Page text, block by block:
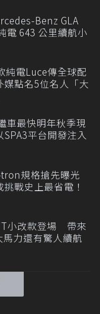
Benz GLA
電 643 公里續航小
純電Luce傳全球配
點名5位名人「大
車最快明年秋季現
平台開發注入
規格搶先曝光
戰史上最省電！
小改款登場 帶來
力還有驚人續航